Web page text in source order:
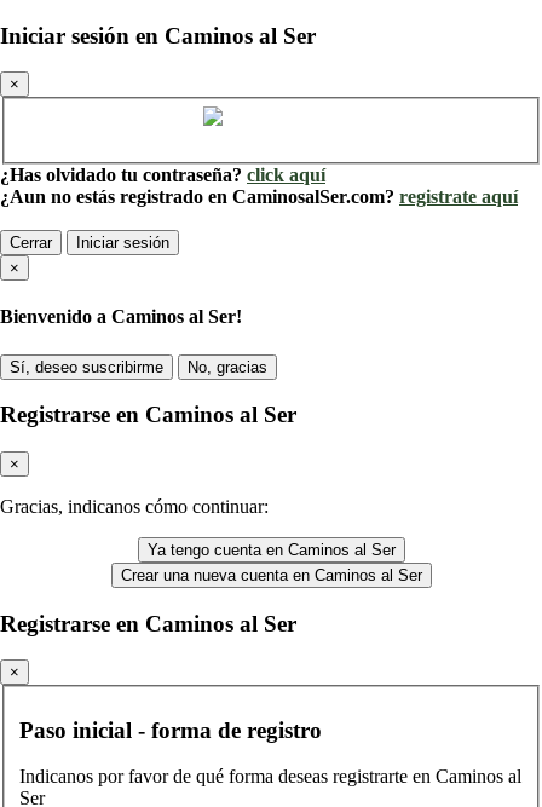
Iniciar sesión en Caminos al Ser
×
¿Has olvidado tu contraseña? click aquí
¿Aun no estás registrado en CaminosalSer.com? registrate aquí
Cerrar
Iniciar sesión
×
Bienvenido a Caminos al Ser!
Sí, deseo suscribirme No, gracias
Registrarse en Caminos al Ser
×
Gracias, indicanos cómo continuar:
Ya tengo cuenta en Caminos al Ser
Crear una nueva cuenta en Caminos al Ser
Registrarse en Caminos al Ser
×
Paso inicial - forma de registro
Indicanos por favor de qué forma deseas registrarte en Caminos al
Ser